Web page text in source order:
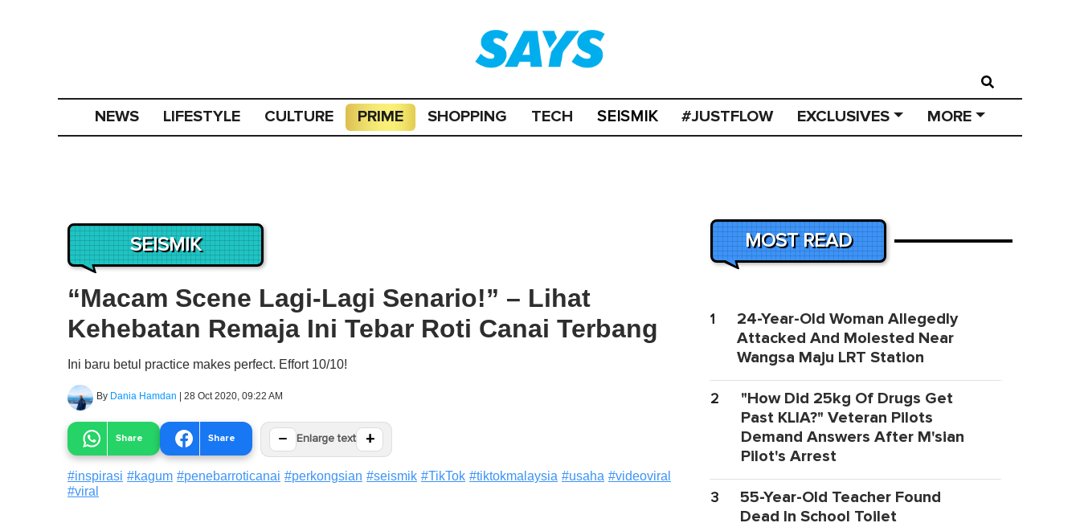
NEWS LIFESTYLE CULTURE PRIME SHOPPING TECH SEISMIK #JUSTFLOW EXCLUSIVES MORE
SEISMIK
“Macam Scene Lagi-Lagi Senario!” – Lihat
Kehebatan Remaja Ini Tebar Roti Canai Terbang
Ini baru betul practice makes perfect. Effort 10/10!
By Dania Hamdan | 28 Oct 2020, 09:22 AM
Share Share − Enlarge text +
#inspirasi #kagum #penebarroticanai #perkongsian #seismik #TikTok #tiktokmalaysia #usaha #videoviral
#viral
MOST READ
1
24-Year-Old Woman Allegedly
Attacked And Molested Near
Wangsa Maju LRT Station
2
"How Did 25kg Of Drugs Get
Past KLIA?" Veteran Pilots
Demand Answers After M'sian
Pilot's Arrest
3
55-Year-Old Teacher Found
Dead In School Toilet